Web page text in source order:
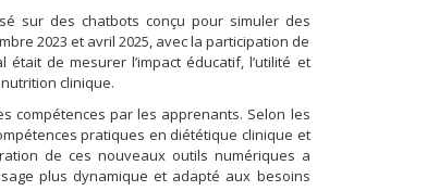
sur des chatbots conçu pour simuler des
2023 et avril 2025, avec la participation de
de mesurer l’impact éducatif, l’utilité et
clinique.
compétences par les apprenants. Selon les
pratiques en diététique clinique et
de ces nouveaux outils numériques a
plus dynamique et adapté aux besoins